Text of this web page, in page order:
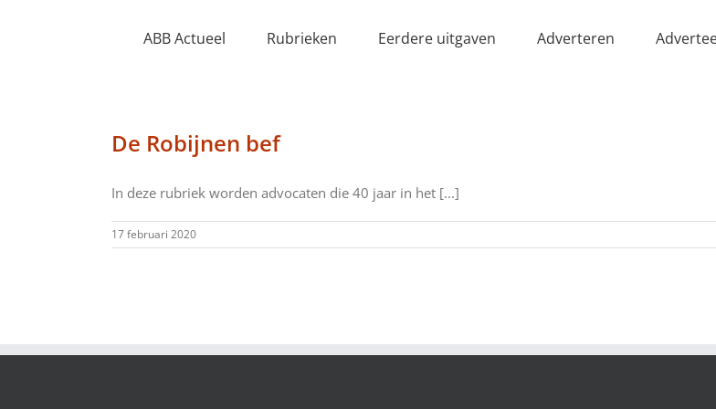
ABB Actueel Rubrieken Eerdere uitgaven Adverteren
De Robijnen bef
In deze rubriek worden advocaten die 40 jaar in het [...]
17 februari 2020